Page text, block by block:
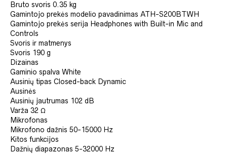
Bruto svoris 0.35 kg
Gamintojo prekės modelio pavadinimas ATH-S200BTWH
Gamintojo prekės serija Headphones with Built-in Mic and
Controls
Svoris ir matmenys
Svoris 190 g
Dizainas
Gaminio spalva White
Ausinių tipas Closed-back Dynamic
Ausinės
Ausinių jautrumas 102 dB
Varža 32 Ω
Mikrofonas
Mikrofono dažnis 50-15000 Hz
Kitos funkcijos
Dažnių diapazonas 5-32000 Hz